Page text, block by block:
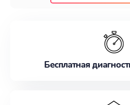
наилучшим образом. Не
Бесплатная